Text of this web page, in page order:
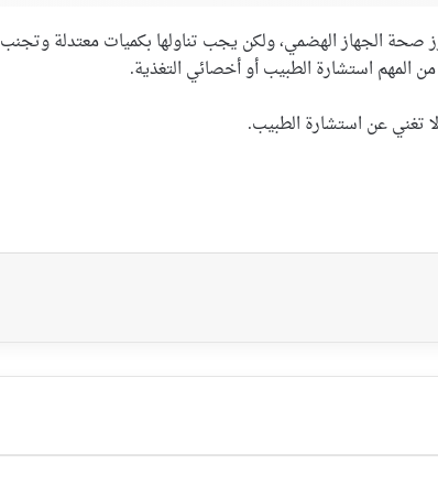
تعزز صحة الجهاز الهضمي، ولكن يجب تناولها بكميات معتدلة وتجنب
المهم استشارة الطبيب أو أخصائي التغذية.
تغني عن استشارة الطبيب.